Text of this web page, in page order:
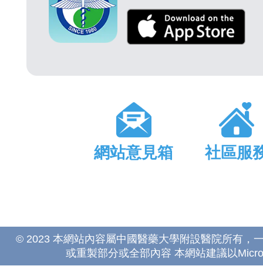
網站意見箱 社區服
© 2023 本網站內容屬中國醫藥大學附設醫院所有，
或重製部分或全部內容 本網站建議以